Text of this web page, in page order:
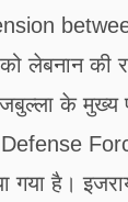
लेबनान की
के मुख्य
गया है।